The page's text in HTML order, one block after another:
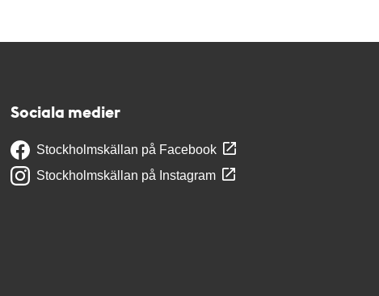
Sociala medier
Stockholmskällan på Facebook
Stockholmskällan på Instagram